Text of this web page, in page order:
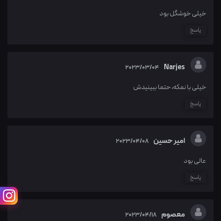
خیلی خوشگل بود
پاسخ
Narjes
2023/03/04
خیلی با نمکه، حتما ببینیدش
پاسخ
امیر حسین 2023/04/08
عالی بود
پاسخ
معصوم 2023/04/18